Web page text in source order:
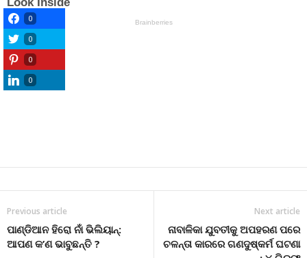
Previous article
ପାଣ୍ଡିଆନ ହିରୋ ନାଁ ଭିଲିୟାନ୍:
ଆପଣ କ’ଣ ଭାବୁଛନ୍ତି ?
Next article
ନାବାଳିକା ଯୁବତୀକୁ ଅପହରଣ ପରେ
ଚଳନ୍ତା କାରରେ ଗଣଦୁଷ୍କର୍ମ ଘଟଣା
0
0
0
0